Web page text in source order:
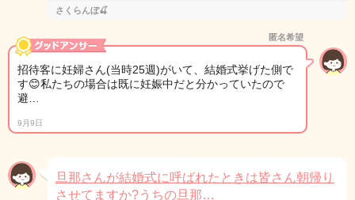
さくらんぼ🍒
匿名希望
招待客に妊婦さん(当時25週)がいて、結婚式挙げた側で
す😊私たちの場合は既に妊娠中だと分かっていたので
避…
9月9日
旦那さんが結婚式に呼ばれたときは皆さん朝帰り
させてますか?うちの旦那…